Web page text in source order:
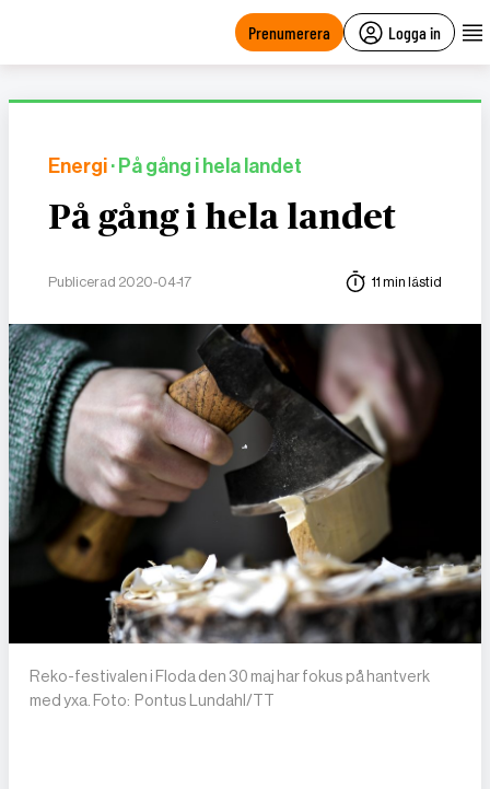
Prenumerera Logga in
Energi· På gång i hela landet
På gång i hela landet
Publicerad 2020-04-17 11 min lästid
Reko-festivalen i Floda den 30 maj har fokus på hantverk
med yxa. Foto: Pontus Lundahl/TT